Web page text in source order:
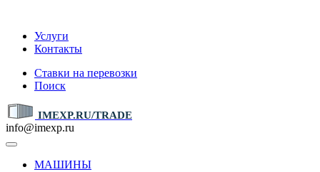
Услуги
Контакты
Ставки на перевозки
Поиск
IMEXP.RU/TRADE
info@imexp.ru
МАШИНЫ